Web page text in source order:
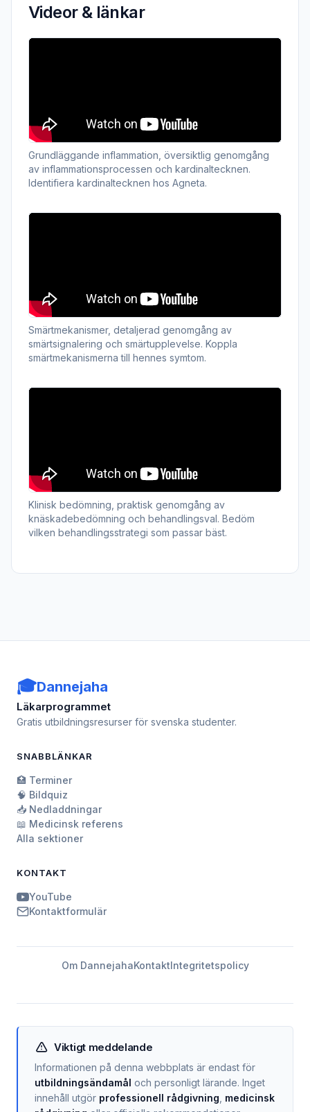
Videor & länkar
Grundläggande inflammation, översiktlig genomgång
av inflammationsprocessen och kardinaltecknen.
Identifiera kardinaltecknen hos Agneta.
Smärtmekanismer, detaljerad genomgång av
smärtsignalering och smärtupplevelse. Koppla
smärtmekanismerna till hennes symtom.
Klinisk bedömning, praktisk genomgång av
knäskadebedömning och behandlingsval. Bedöm
vilken behandlingsstrategi som passar bäst.
🎓Dannejaha
Läkarprogrammet
Gratis utbildningsresurser för svenska studenter.
SNABBLÄNKAR
🏥 Terminer
🧠 Bildquiz
📥 Nedladdningar
📖 Medicinsk referens
Alla sektioner
KONTAKT
YouTube
Kontaktformulär
Om DannejahaKontaktIntegritetspolicy
Viktigt meddelande
Informationen på denna webbplats är endast för
utbildningsändamål och personligt lärande. Inget
innehåll utgör professionell rådgivning medicinsk